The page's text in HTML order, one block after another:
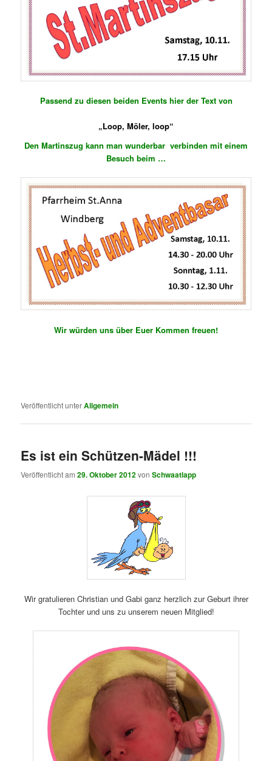
Passend zu diesen beiden Events hier der Text von
„Loop, Möler, loop“
Den Martinszug kann man wunderbar verbinden mit einem
Besuch beim …
Wir würden uns über Euer Kommen freuen!
Veröffentlicht unterAllgemein
Es ist ein Schützen-Mädel !!!
Veröffentlicht am29. Oktober 2012vonSchwaatlapp
Wir gratulieren Christian und Gabi ganz herzlich zur Geburt ihrer
Tochter und uns zu unserem neuen Mitglied!